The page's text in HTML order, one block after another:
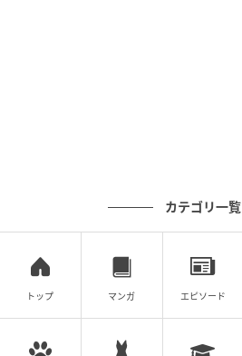
カテゴリ一覧
トップ マンガ エピソード